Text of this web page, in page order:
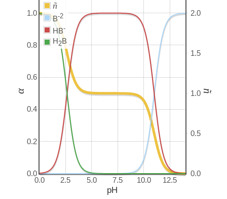
0.0 2.5 5.0 7.5 10.0 12.5
0.0
0.2
0.4
0.6
0.8
1.0
0.0
0.5
1.0
1.5
2.0
ñ
B-2
HB-
H2B
pH
α ñ